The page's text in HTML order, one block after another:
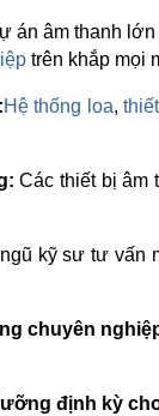
án âm thanh
trên khắp mọi
Hệ thống loa,
Các thiết bị âm
kỹ sư tư vấn
chuyên
định kỳ